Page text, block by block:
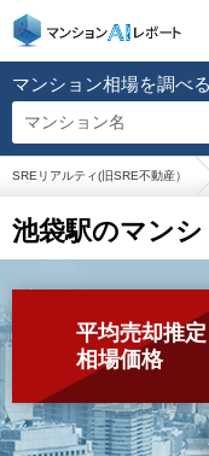
マンション相場を調べる
マンション名
SREリアルティ(旧SRE不動産）
池袋駅のマン
平均売却推定
相場価格